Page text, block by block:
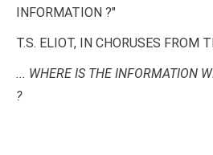
INFORMATION ?"
T.S. ELIOT, IN CHORUSES FROM
... WHERE IS THE INFORMATION
?